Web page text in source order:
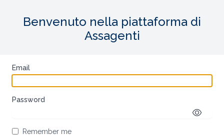
Benvenuto nella piattaforma di
Assagenti
Email
Password
Remember me